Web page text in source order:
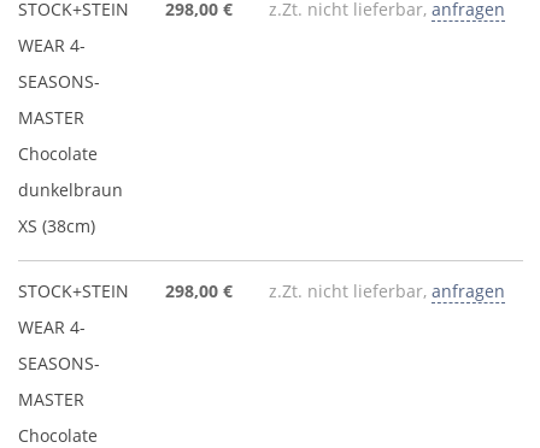
STOCK+STEIN
WEAR 4-
SEASONS-
MASTER
Chocolate
dunkelbraun
XS (38cm)
298,00 € z.Zt. nicht lieferbar, anfragen
STOCK+STEIN
WEAR 4-
SEASONS-
MASTER
Chocolate
298,00 € z.Zt. nicht lieferbar, anfragen